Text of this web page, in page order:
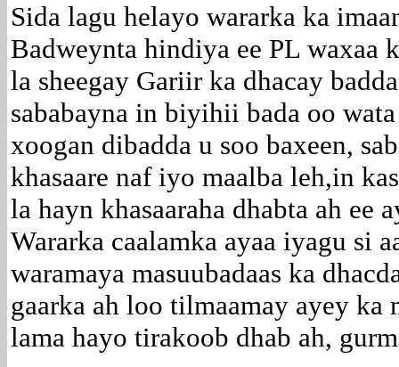
Sida lagu helayo wararka ka
Badweynta hindiya ee PL waxaa
la sheegay Gariir ka dhacay
sababayna in biyihii bada oo
xoogan dibadda u soo baxeen,
khasaare naf iyo maalba leh,in
la hayn khasaaraha dhabta ah ee
Wararka caalamka ayaa iyagu si
waramaya masuubadaas ka
gaarka ah loo tilmaamay ayey
lama hayo tirakoob dhab ah,